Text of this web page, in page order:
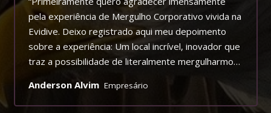
pela experiência de Mergulho Corporativo vivida na
Evidive. Deixo registrado aqui meu depoimento
sobre a experiência: Um local incrível, inovador que
traz a possibilidade de literalmente mergulharmos
para os participantes uma percepção de nossos
sentidos e sentimentos de forma aguçada, nos
Anderson Alvim Empresário